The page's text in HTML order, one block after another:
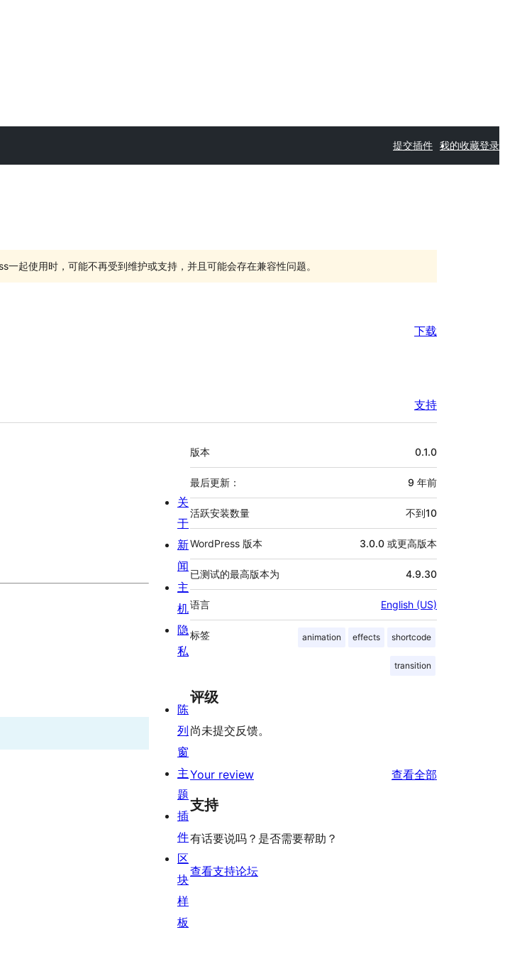
提交插件 我的收藏登录
一起使用时，可能不再受到维护或支持，并且可能会存在兼容性问题。
下载
支持
额
外
信
息
版本 0.1.0
最后更新： 9 年前
活跃安装数量 不到10
WordPress 版本 3.0.0 或更高版本
已测试的最高版本为 4.9.30
语言 English (US)
标签 animation effects shortcode
transition
评级
尚未提交反馈。
Your review 查看全部
支持
有话要说吗？是否需要帮助？
查看支持论坛
关
于
新
闻
主
机
隐
私
陈
列
窗
主
题
插
件
区
块
样
板